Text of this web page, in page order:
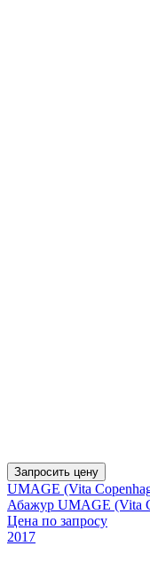
Запросить цену
UMAGE (Vita
Абажур UMAGE (Vita
Цена по запросу
2017